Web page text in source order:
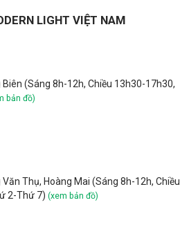
LIGHT VIỆT NAM
Biên (Sáng 8h-12h, Chiều 13h30-17h30,
bản đồ)
Văn Thụ, Hoàng Mai (Sáng 8h-12h, Chiều
2-Thứ 7) (xem bản đồ)